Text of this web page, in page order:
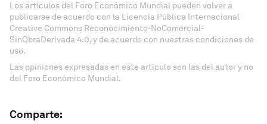
Los artículos del Foro Económico Mundial pueden volver a
publicarse de acuerdo con la Licencia Pública Internacional
Creative Commons Reconocimiento-NoComercial-
SinObraDerivada 4.0, y de acuerdo con nuestras condiciones de
uso.
Las opiniones expresadas en este artículo son las del autor y no
del Foro Económico Mundial.
Comparte: